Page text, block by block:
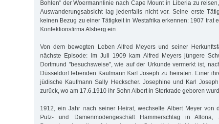
Bohlen" der Woermannlinie nach Cape Mount in Liberia zu
Auswanderungsabsicht lag jedenfalls nicht vor. Seine erste
keinen Bezug zu einer Tätigkeit in Westafrika erkennen: 1907 trat
Konfektionsfirma Alsberg ein.
Von dem bewegten Leben Alfred Meyers und seiner
nächste Episode: Im Juli 1909 kam Alfred Meyers jüngere
Dortmund "besuchsweise", wie auf der Urkunde vermerkt ist,
Düsseldorf lebenden Kaufmann Karl Joseph zu heiraten. Einer
jüdische Kaufmann Sally Heckscher. Josephine und Karl
zurück, wo am 17.6.1910 ihr Sohn Albert in Sterkrade geboren
1912, ein Jahr nach seiner Heirat, wechselte Albert Meyer von
Putz- und Damenmodengeschäft Hammerschlag in Altona,